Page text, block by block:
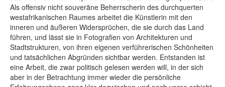
Als offensiv nicht souveräne Beherrscherin des durchquerten
westafrikanischen Raumes arbeitet die Künstlerin mit den
inneren und äußeren Widersprüchen, die sie durch das Land
führen, und lässt sie in Fotografien von Architekturen und
Stadtstrukturen, von ihren eigenen verführerischen Schönheiten
und tatsächlichen Abgründen sichtbar werden. Entstanden ist
eine Arbeit, die zwar politisch gelesen werden will, in der sich
aber in der Betrachtung immer wieder die persönliche